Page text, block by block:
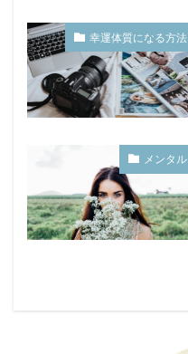
幸運体質になる方法
メンタル